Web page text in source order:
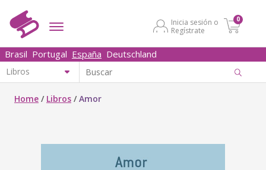
Inicia sesión o
Regístrate
0
Brasil Portugal España Deutschland
Home / Libros /Amor